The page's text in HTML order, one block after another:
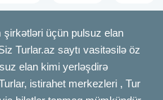
üçün pulsuz elan
Turlar.az saytı vasitəsilə öz
elan kimi yerləşdirə
istirahet merkezleri , Tur